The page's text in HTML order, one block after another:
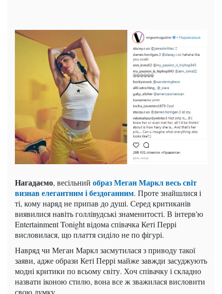
Нагадаємо, весільний образ Меган Маркл весь світ
визнав елегантним і бездоганним. Проте знайшлися і
ті, кому наряд не припав до душі. Серед критиканів
виявилися навіть голлівудські знаменитості. В інтерв'ю
Entertainment Tonight відома співачка Кеті Перрі
висловилася, що плаття сиділо не по фігурі.
Навряд чи Меган Маркл засмутилася з приводу такої
заяви, адже образи Кеті Перрі майже завжди засуджують
модні критики по всьому світу. Хоч співачку і складно
назвати іконою стилю, вона все ж зважилася висловити
свою думку.